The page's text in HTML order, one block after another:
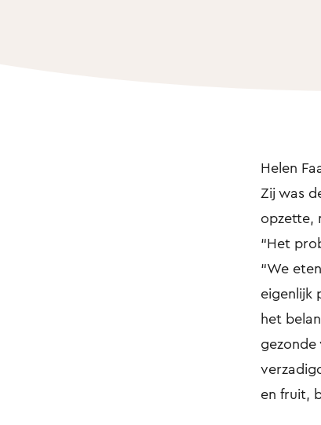
Helen
Zij was
opzette,
“Het
“We
eigenlijk
het
gezonde
en fruit,